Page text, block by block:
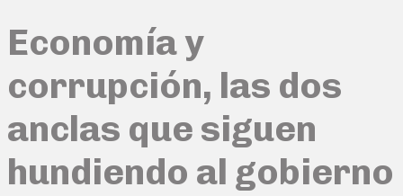
Economía y
corrupción, las dos
anclas que siguen
hundiendo al gobierno